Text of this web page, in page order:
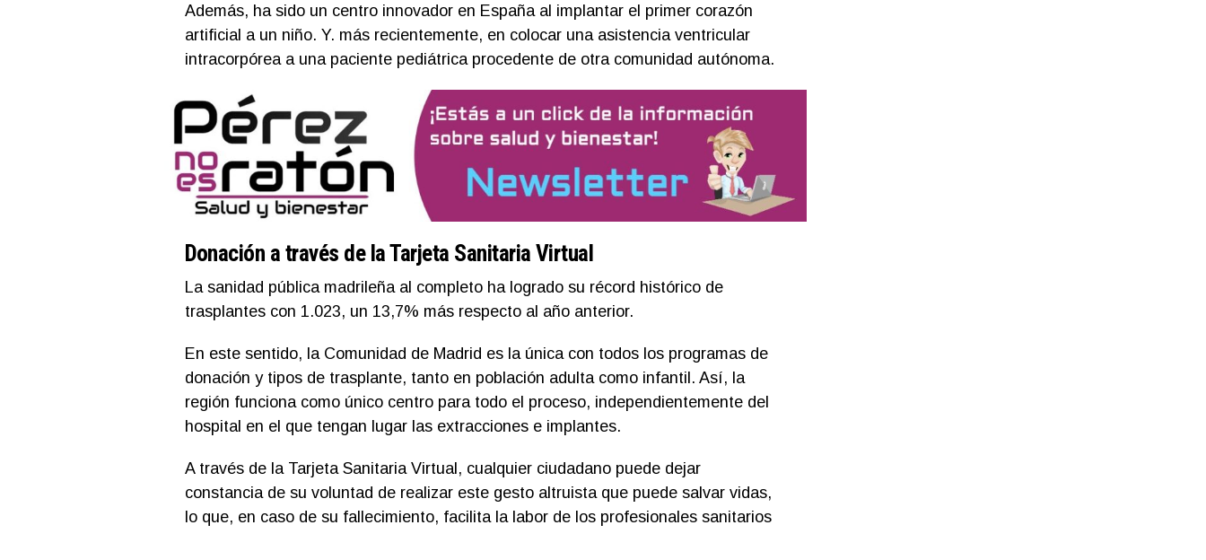
Además, ha sido un centro innovador en España al implantar el primer corazón
artificial a un niño. Y. más recientemente, en colocar una asistencia ventricular
intracorpórea a una paciente pediátrica procedente de otra comunidad autónoma.
Donación a través de la Tarjeta Sanitaria Virtual
La sanidad pública madrileña al completo ha logrado su récord histórico de
trasplantes con 1.023, un 13,7% más respecto al año anterior.
En este sentido, la Comunidad de Madrid es la única con todos los programas de
donación y tipos de trasplante, tanto en población adulta como infantil. Así, la
región funciona como único centro para todo el proceso, independientemente del
hospital en el que tengan lugar las extracciones e implantes.
A través de la Tarjeta Sanitaria Virtual, cualquier ciudadano puede dejar
constancia de su voluntad de realizar este gesto altruista que puede salvar vidas,
lo que, en caso de su fallecimiento, facilita la labor de los profesionales sanitarios